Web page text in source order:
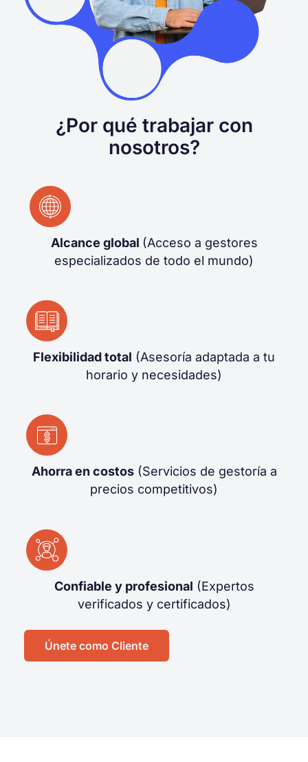
¿Por qué trabajar con
nosotros?
Alcance global (Acceso a gestores
especializados de todo el mundo)
Flexibilidad total (Asesoría adaptada a tu
horario y necesidades)
Ahorra en costos(Servicios de gestoría a
precios competitivos)
Confiable y profesional (Expertos
verificados y certificados)
Únete como Cliente